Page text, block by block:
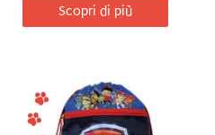
Scopri di più